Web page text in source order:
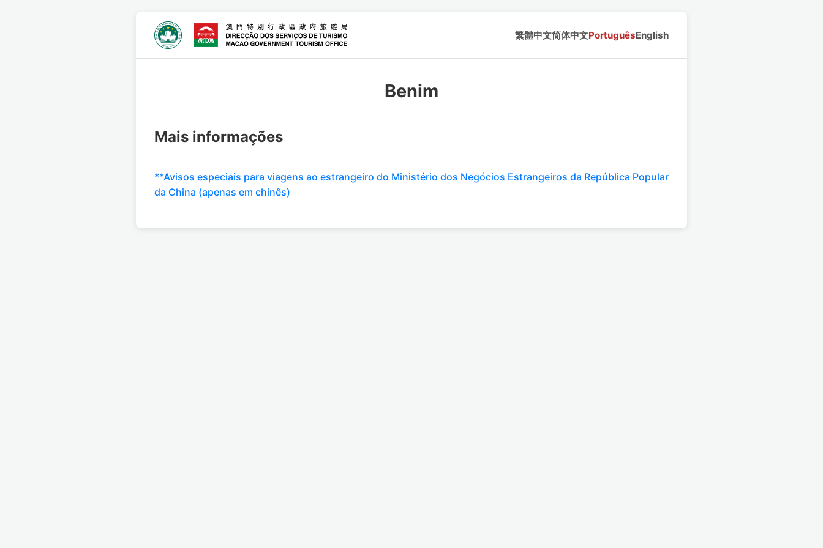
繁體中文简体中文PortuguêsEnglish
Benim
Mais informações
**Avisos especiais para viagens ao estrangeiro do Ministério dos Negócios Estrangeiros da República Popular
da China (apenas em chinês)